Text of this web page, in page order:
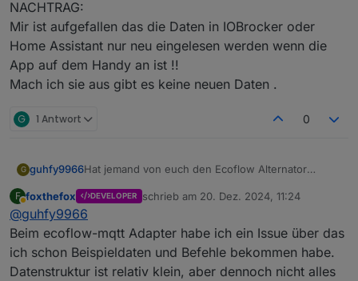
NACHTRAG:
Mir ist aufgefallen das die Daten in IOBrocker oder
Home Assistant nur neu eingelesen werden wenn die
App auf dem Handy an ist !!
Mach ich sie aus gibt es keine neuen Daten .
G 1 Antwort 0
G guhfy9966Hat jemand von euch den Ecoflow Alternator
können?
F
Abwesend
foxthefox DEVELOPER schrieb am 20. Dez. 2024, 11:24
zuletzt editiert von
@guhfy9966
Beim ecoflow-mqtt Adapter habe ich ein Issue über das
ich schon Beispieldaten und Befehle bekommen habe.
Datenstruktur ist relativ klein, aber dennoch nicht alles